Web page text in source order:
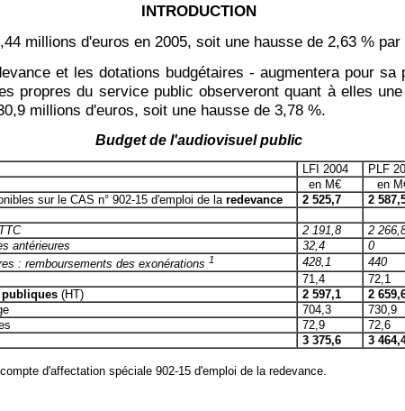
INTRODUCTION
millions d'euros en 2005, soit une hausse de 2,63 %
et les dotations budgétaires - augmentera pour
propres du service public observeront quant à elles
millions d'euros, soit une hausse de 3,78 %.
Budget de l'audiovisuel public
LFI 2004
PLF
en M€
en
sur le CAS n° 902-15 d'emploi de la redevance 2 525,7
2
2 191,8
2
antérieures
32,4
0
: remboursements des exonérations 1 428,1
440
71,4
72,1
publiques (HT) 2 597,1
2
704,3
730,9
72,9
72,6
3 375,6 3
d'affectation spéciale 902-15 d'emploi de la redevance.